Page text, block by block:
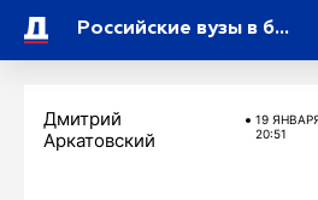
Российские вузы в ближайший понедельник разместят на своих сайтах правила приема на 2025/26 учебный год
Дмитрий
Аркатовский
19
20:51